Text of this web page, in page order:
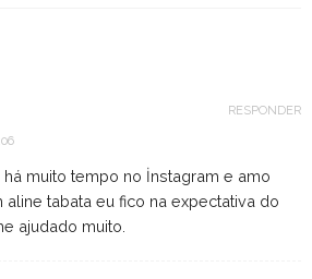
muito tempo no İnstagram e amo
tabata eu fico na expectativa do
ajudado muito.
RESPONDER